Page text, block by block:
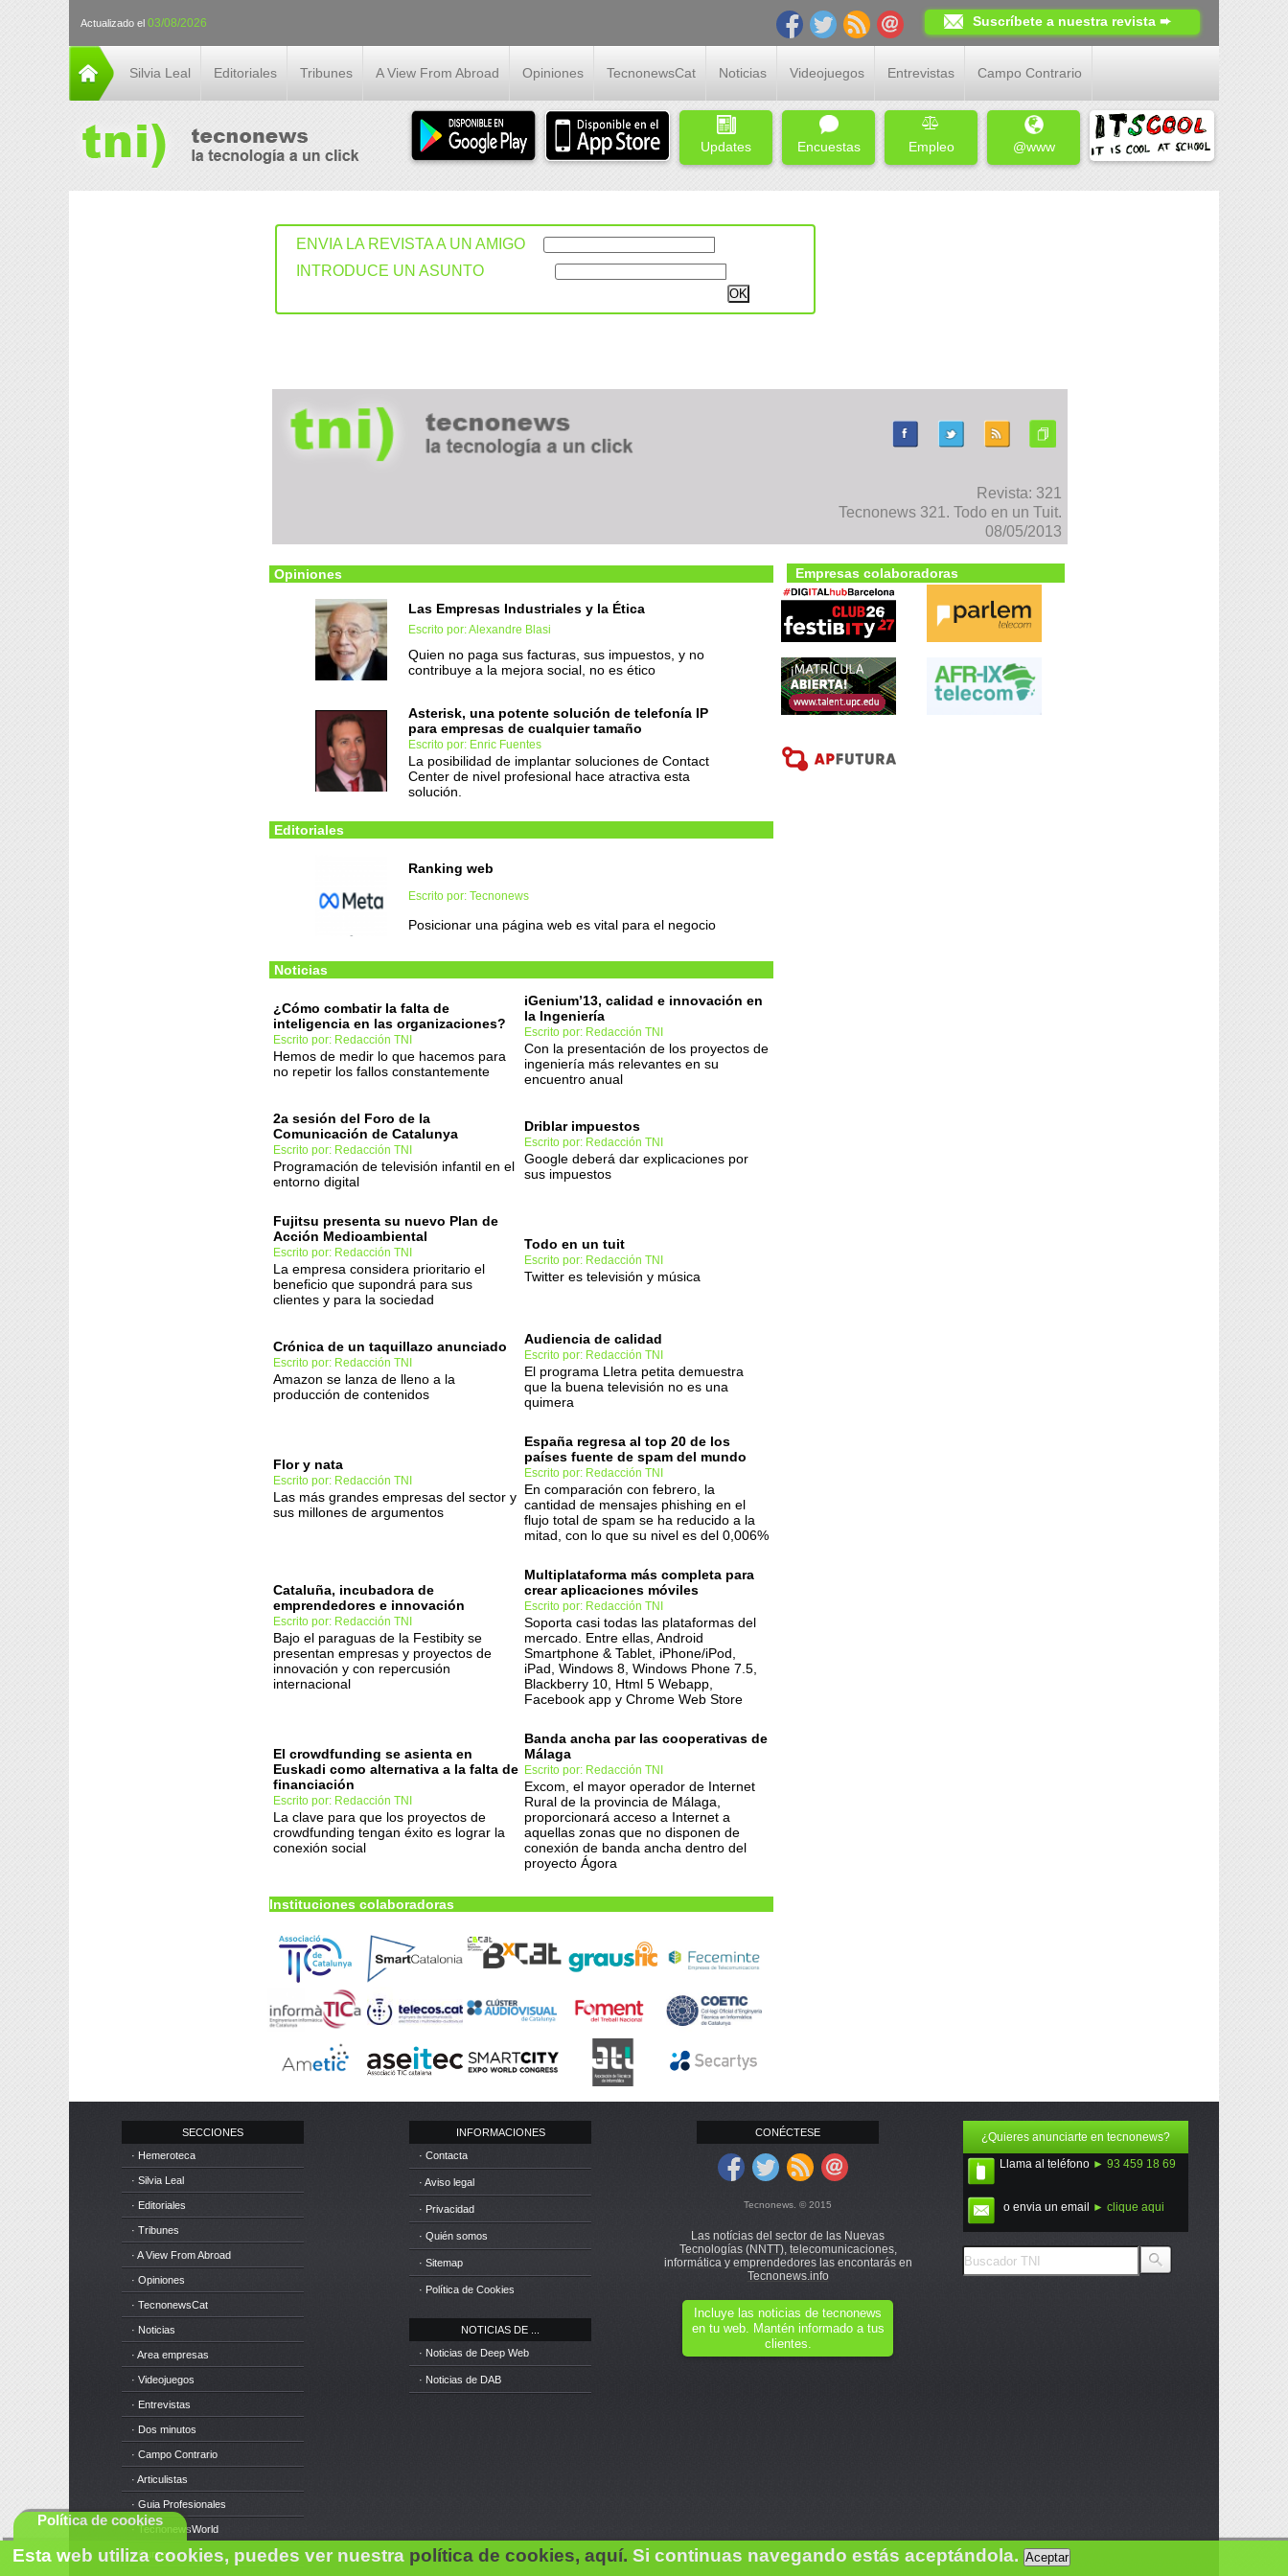
Actualizado el 03/08/2026 Suscríbete a nuestra revista ➨
Silvia Leal Editoriales Tribunes A View From Abroad Opiniones TecnonewsCat Noticias Videojuegos Entrevistas Campo Contrario
Updates Encuestas Empleo @www
ENVIA LA REVISTA A UN AMIGO
INTRODUCE UN ASUNTO
Revista: 321
Tecnonews 321. Todo en un Tuit.
08/05/2013
Opiniones
Las Empresas Industriales y la Ética
Escrito por: Alexandre Blasi
Quien no paga sus facturas, sus impuestos, y no
contribuye a la mejora social, no es ético
Asterisk, una potente solución de telefonía IP
para empresas de cualquier tamaño
Escrito por: Enric Fuentes
La posibilidad de implantar soluciones de Contact
Center de nivel profesional hace atractiva esta
solución.
Editoriales
Ranking web
Escrito por: Tecnonews
Posicionar una página web es vital para el negocio
Noticias
¿Cómo combatir la falta de
inteligencia en las organizaciones?
Escrito por: Redacción TNI
Hemos de medir lo que hacemos para
no repetir los fallos constantemente
iGenium’13, calidad e innovación en
la Ingeniería
Escrito por: Redacción TNI
Con la presentación de los proyectos de
ingeniería más relevantes en su
encuentro anual
2a sesión del Foro de la
Comunicación de Catalunya
Escrito por: Redacción TNI
Programación de televisión infantil en el
entorno digital
Driblar impuestos
Escrito por: Redacción TNI
Google deberá dar explicaciones por
sus impuestos
Fujitsu presenta su nuevo Plan de
Acción Medioambiental
Escrito por: Redacción TNI
La empresa considera prioritario el
beneficio que supondrá para sus
clientes y para la sociedad
Todo en un tuit
Escrito por: Redacción TNI
Twitter es televisión y música
Crónica de un taquillazo anunciado
Escrito por: Redacción TNI
Amazon se lanza de lleno a la
producción de contenidos
Audiencia de calidad
Escrito por: Redacción TNI
El programa Lletra petita demuestra
que la buena televisión no es una
quimera
Flor y nata
Escrito por: Redacción TNI
Las más grandes empresas del sector y
sus millones de argumentos
España regresa al top 20 de los
países fuente de spam del mundo
Escrito por: Redacción TNI
En comparación con febrero, la
cantidad de mensajes phishing en el
flujo total de spam se ha reducido a la
mitad, con lo que su nivel es del 0,006%
Cataluña, incubadora de
emprendedores e innovación
Escrito por: Redacción TNI
Bajo el paraguas de la Festibity se
presentan empresas y proyectos de
innovación y con repercusión
internacional
Multiplataforma más completa para
crear aplicaciones móviles
Escrito por: Redacción TNI
Soporta casi todas las plataformas del
mercado. Entre ellas, Android
Smartphone & Tablet, iPhone/iPod,
iPad, Windows 8, Windows Phone 7.5,
Blackberry 10, Html 5 Webapp,
Facebook app y Chrome Web Store
El crowdfunding se asienta en
Euskadi como alternativa a la falta de
financiación
Escrito por: Redacción TNI
La clave para que los proyectos de
crowdfunding tengan éxito es lograr la
conexión social
Banda ancha par las cooperativas de
Málaga
Escrito por: Redacción TNI
Excom, el mayor operador de Internet
Rural de la provincia de Málaga,
proporcionará acceso a Internet a
aquellas zonas que no disponen de
conexión de banda ancha dentro del
proyecto Ágora
Instituciones colaboradoras
Empresas colaboradoras
SECCIONES
· Hemeroteca
· Silvia Leal
· Editoriales
· Tribunes
· A View From Abroad
· Opiniones
· TecnonewsCat
· Noticias
· Area empresas
· Videojuegos
· Entrevistas
· Dos minutos
· Campo Contrario
· Articulistas
· Guia Profesionales
· TecnonewsWorld
· Cursos
INFORMACIONES
· Contacta
· Aviso legal
· Privacidad
· Quién somos
· Sitemap
· Política de Cookies
NOTICIAS DE ...
· Noticias de Deep Web
· Noticias de DAB
CONÉCTESE
Tecnonews. © 2015
Las notícias del sector de las Nuevas
Tecnologías (NNTT), telecomunicaciones,
informática y emprendedores las encontarás en
Tecnonews.info
Incluye las noticias de tecnonews
en tu web. Mantén informado a tus
clientes.
¿Quieres anunciarte en tecnonews?
Llama al teléfono ► 93 459 18 69
o envia un email ► clique aqui
Esta web utiliza cookies, puedes ver nuestra política de cookies, aquí. Si continuas navegando estás aceptándola.Aceptar
Política de cookies